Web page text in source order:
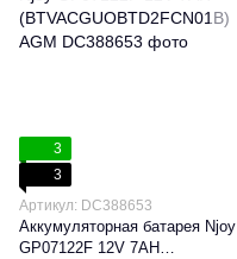
3
3
Артикул: DC388653
Аккумуляторная батарея Njoy
GP07122F 12V 7AH